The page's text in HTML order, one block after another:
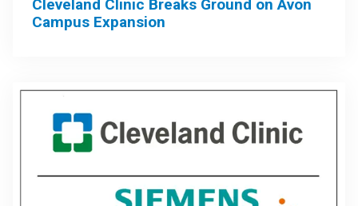
Cleveland Clinic Breaks Ground on Avon
Campus Expansion